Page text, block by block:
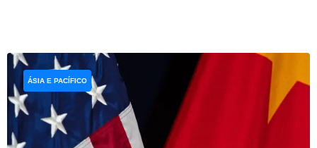
ÁSIA E PACÍFICO